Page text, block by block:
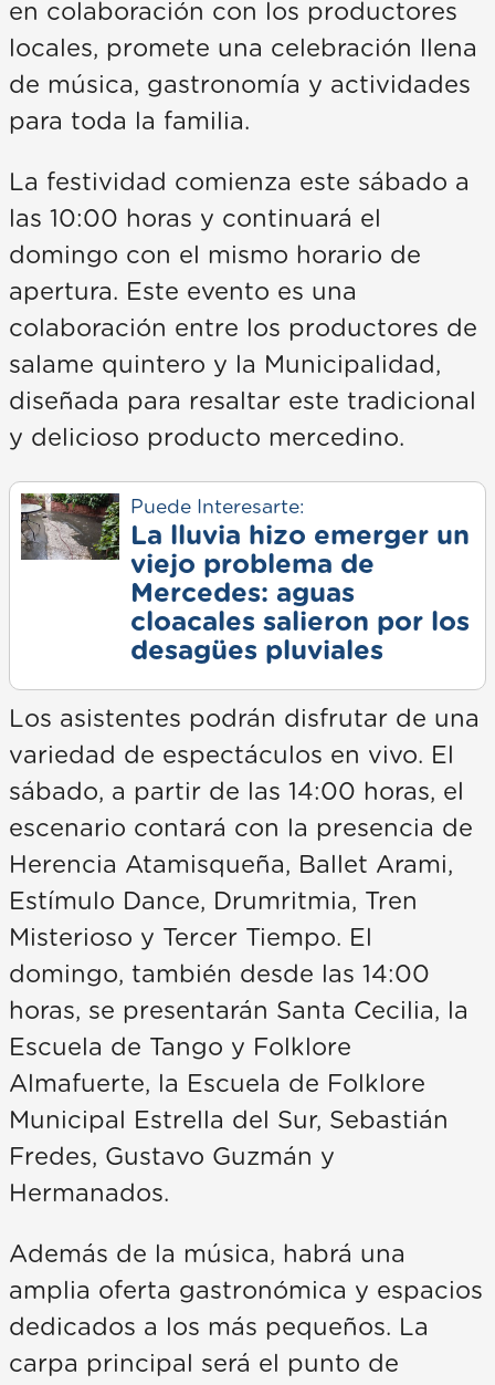
en colaboración con los productores
locales, promete una celebración llena
de música, gastronomía y actividades
para toda la familia.
La festividad comienza este sábado a
las 10:00 horas y continuará el
domingo con el mismo horario de
apertura. Este evento es una
colaboración entre los productores de
salame quintero y la Municipalidad,
diseñada para resaltar este tradicional
y delicioso producto mercedino.
Puede Interesarte:
La lluvia hizo emerger un
viejo problema de
Mercedes: aguas
cloacales salieron por los
desagües pluviales
Los asistentes podrán disfrutar de una
variedad de espectáculos en vivo. El
sábado, a partir de las 14:00 horas, el
escenario contará con la presencia de
Herencia Atamisqueña, Ballet Arami,
Estímulo Dance, Drumritmia, Tren
Misterioso y Tercer Tiempo. El
domingo, también desde las 14:00
horas, se presentarán Santa Cecilia, la
Escuela de Tango y Folklore
Almafuerte, la Escuela de Folklore
Municipal Estrella del Sur, Sebastián
Fredes, Gustavo Guzmán y
Hermanados.
Además de la música, habrá una
amplia oferta gastronómica y espacios
dedicados a los más pequeños. La
carpa principal será el punto de